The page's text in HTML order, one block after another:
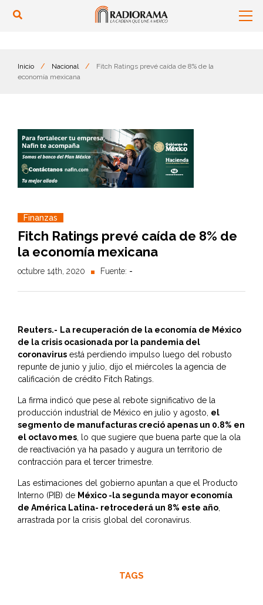
Inicio / Nacional /
Fitch Ratings prevé caída de 8% de la
economía mexicana
Finanzas
Fitch Ratings prevé caída de 8% de
la economía mexicana
octubre 14th, 2020 Fuente: -
Reuters.- La recuperación de la economía de México
de la crisis ocasionada por la pandemia del
coronavirus está perdiendo impulso luego del robusto
repunte de junio y julio, dijo el miércoles la agencia de
calificación de crédito Fitch Ratings.
La firma indicó que pese al rebote significativo de la
producción industrial de México en julio y agosto, el
segmento de manufacturas creció apenas un 0.8% en
el octavo mes , lo que sugiere que buena parte que la ola
de reactivación ya ha pasado y augura un territorio de
contracción para el tercer trimestre.
Las estimaciones del gobierno apuntan a que el Producto
Interno (PIB) de México -la segunda mayor economía
de América Latina- retrocederá un 8% este año
arrastrada por la crisis global del coronavirus.
TAGS